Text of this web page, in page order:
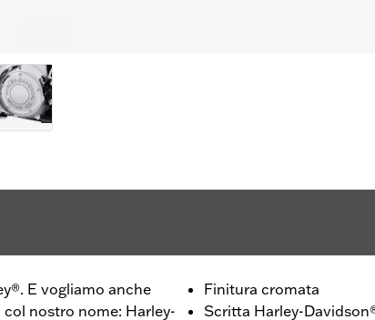
E vogliamo anche
nostro nome: Harley-
Finitura cromata
Scritta Harley-